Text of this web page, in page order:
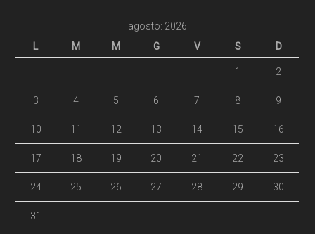
agosto: 2026
L
M M G V S D
1 2
3 4 5 6 7 8 9
10 11 12 13 14 15 16
17 18 19 20 21 22 23
24 25 26 27 28 29 30
31